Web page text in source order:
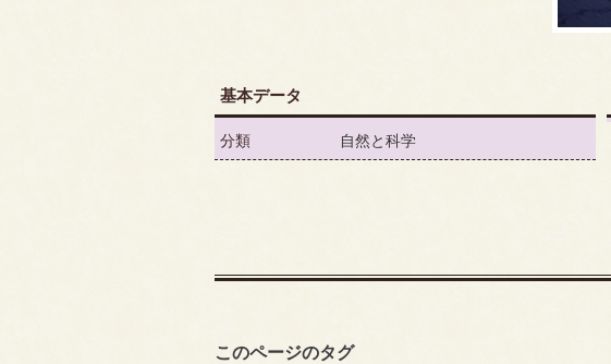
基本データ
分類 自然と科学
このページのタグ